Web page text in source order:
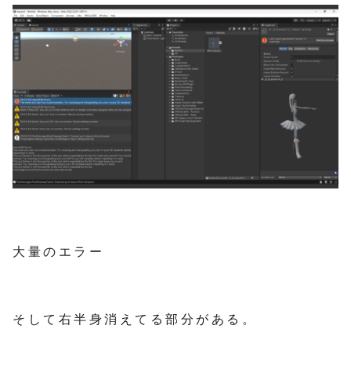
大量のエラー
そして右半身消えてる部分がある。